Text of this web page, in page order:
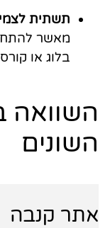
תשתית
מאשר
בלוג או
השוואה
השונים
אתר קנבה